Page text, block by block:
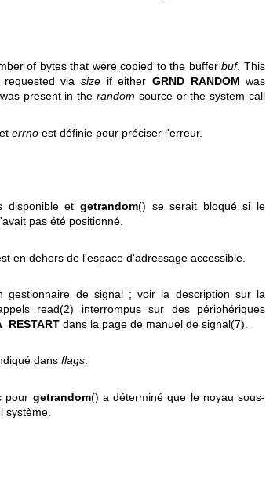
of bytes that were copied to the bufferbuf. This
via size if either GRND_RANDOM was
present in the random source or the system call
errnoest définie pour préciser l'erreur.
disponible et getrandom() se serait bloqué si le
pas été positionné.
en dehors de l'espace d'adressage accessible.
gestionnaire de signal ; voir la description sur la
read(2) interrompus sur des périphériques
dans la page de manuel designal(7)
dansflags.
pour getrandom() a déterminé que le noyau sous-
système.